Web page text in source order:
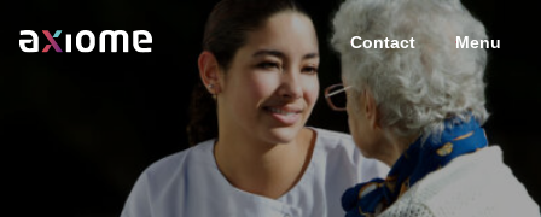
Contact Menu